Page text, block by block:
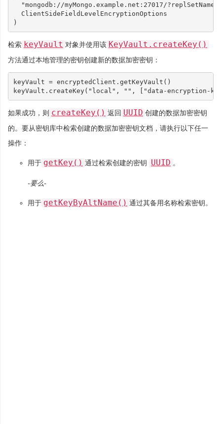
"mongodb://myMongo.example.net:27017/
ClientSideFieldLevelEncryptionOptions
)
检索 keyVault 对象并使用该 KeyVault.createKey()
方法通过本地管理的密钥创建新的数据加密密钥：
keyVault = encryptedClient . getKeyVault ()
keyVault . createKey( "local" , "" , [ "data-encryption-
如果成功，则 createKey() 返回 UUID 创建的数据加密密钥
的。要从密钥库中检索创建的数据加密密钥文档，请执行以下任一
操作：
用于 getKey() 通过检索创建的密钥 UUID 。
-要么-
用于 getKeyByAltName() 通过其备用名称检索密钥。